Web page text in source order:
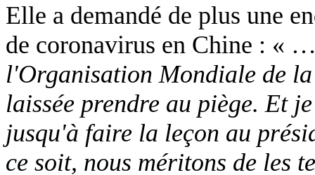
Elle a demandé de plus une
de coronavirus en Chine : «
l'Organisation Mondiale de
laissée prendre au piège. Et
jusqu'à faire la leçon au
ce soit, nous méritons de les